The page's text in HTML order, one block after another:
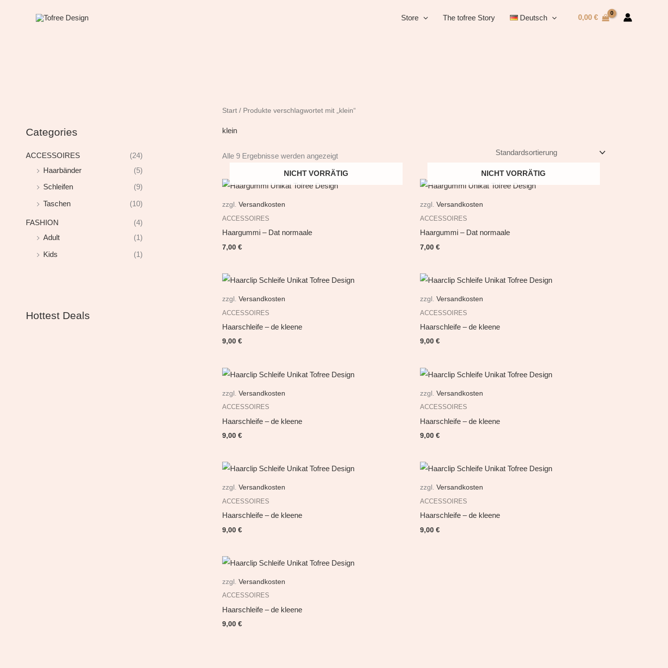
Store The tofree Story Deutsch 0,00 €
Categories
ACCESSOIRES
(24)
Haarbänder
(5)
Schleifen
(9)
Taschen
(10)
FASHION
(4)
Adult
(1)
Kids
(1)
Hottest Deals
Start / Produkte verschlagwortet mit „klein“
klein
Alle 9 Ergebnisse werden angezeigt
NICHT VORRÄTIG
zzgl.Versandkosten
ACCESSOIRES
Haargummi – Dat normaale
7,00€
NICHT VORRÄTIG
zzgl. Versandkosten
ACCESSOIRES
Haargummi – Dat normaale
7,00 €
zzgl.Versandkosten
ACCESSOIRES
Haarschleife – de kleene
9,00€
zzgl. Versandkosten
ACCESSOIRES
Haarschleife – de kleene
9,00 €
zzgl.Versandkosten
ACCESSOIRES
Haarschleife – de kleene
9,00€
zzgl. Versandkosten
ACCESSOIRES
Haarschleife – de kleene
9,00 €
zzgl.Versandkosten
ACCESSOIRES
Haarschleife – de kleene
9,00€
zzgl. Versandkosten
ACCESSOIRES
Haarschleife – de kleene
9,00 €
zzgl.Versandkosten
ACCESSOIRES
Haarschleife – de kleene
9,00€